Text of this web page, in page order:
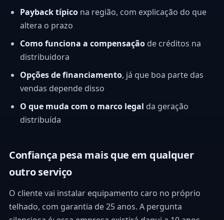
Payback típicona região, com explicação do que
altera o prazo
Como funciona a compensaçãode créditos na
distribuidora
Opções de financiamento, já que boa parte das
vendas depende disso
O que muda com o marco legal da geração
distribuída
Confiança pesa mais que em qualquer
outro serviço
O cliente vai instalar equipamento caro no próprio
telhado, com garantia de 25 anos. A pergunta